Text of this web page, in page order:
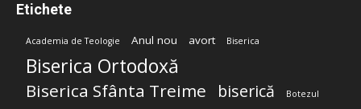
Etichete
Academia de Teologie Anul nou avort Biserica
Biserica Ortodoxă
Biserica Sfânta Treime biserică Botezul